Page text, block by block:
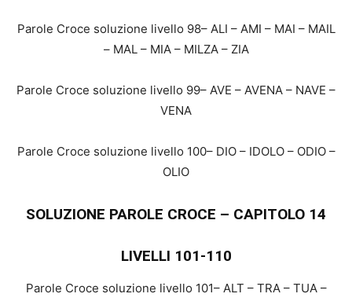
Parole Croce soluzione livello 98– ALI – AMI – MAI – MAIL
– MAL – MIA – MILZA – ZIA
Parole Croce soluzione livello 99– AVE – AVENA – NAVE –
VENA
Parole Croce soluzione livello 100– DIO – IDOLO – ODIO –
OLIO
SOLUZIONE PAROLE CROCE – CAPITOLO 14
LIVELLI 101-110
Parole Croce soluzione livello 101– ALT – TRA – TUA –